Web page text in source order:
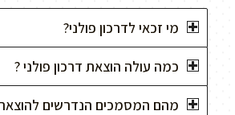
מי זכאי לדרכון פולני?
כמה עולה הוצאת דרכון פולני ?
מהם המסמכים הנדרשים להוצאת